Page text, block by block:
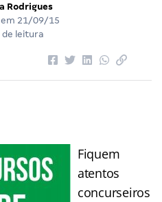
Rodrigues
21/09/15
de leitura
Fiquem
atentos
concurseiros